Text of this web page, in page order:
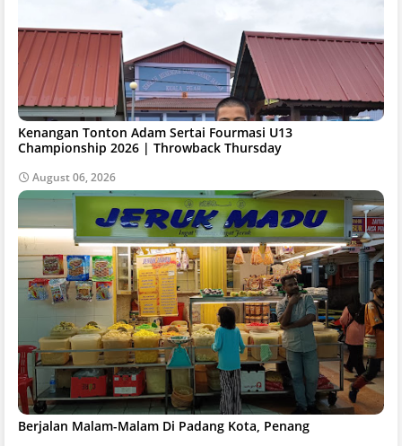
Kenangan Tonton Adam Sertai Fourmasi U13
Championship 2026 | Throwback Thursday
August 06, 2026
Berjalan Malam-Malam Di Padang Kota, Penang